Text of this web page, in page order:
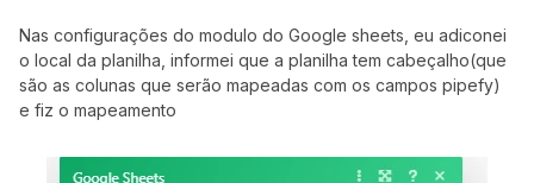
Nas configurações do modulo do Google sheets, eu adiconei
o local da planilha, informei que a planilha tem cabeçalho(que
são as colunas que serão mapeadas com os campos pipefy)
e fiz o mapeamento